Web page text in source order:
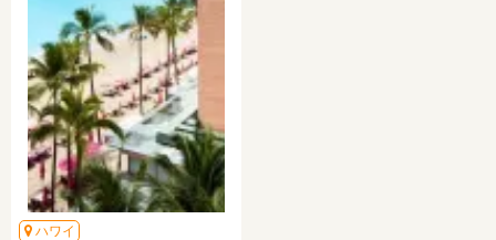
ハワイ